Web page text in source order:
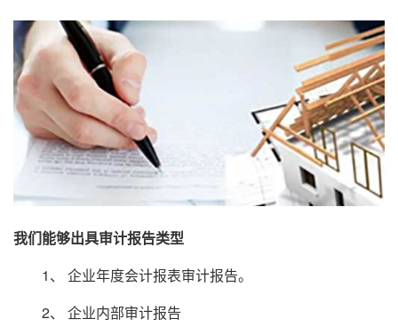
我们能够出具审计报告类型
1、 企业年度会计报表审计报告。
2、 企业内部审计报告